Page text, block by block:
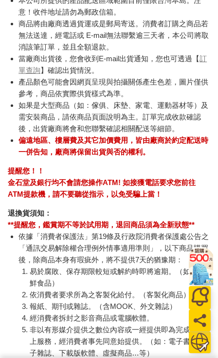
意！收件地址請勿為郵政信箱。
商品將由廠商透過貨運或是郵局寄送。消費者訂購之商品若
無法送達，經電話或 E-mail無法聯繫逾三天者，本公司將取
消該筆訂單，並且全額退款。
當廠商出貨後，您會收到E-mail出貨通知，您也可透過【訂
單查詢】確認出貨情況。
產品顏色可能會因網頁呈現與拍攝關係產生色差，圖片僅供
參考，商品依實際供貨樣式為準。
如果是大型商品（如：傢俱、床墊、家電、運動器材等）及
需安裝商品，請依商品頁面說明為主。訂單完成收款確認
後，出貨廠商將會和您聯繫確認相關配送等細節。
偏遠地區、樓層費及其它加價費用，皆由廠商於約定配送時
一併告知，廠商將保留出貨與否的權利。
提醒您！！
金石堂及銀行均不會請您操作ATM! 如接獲電話要求您前往
ATM提款機，請不要聽從指示，以免受騙上當！
退換貨須知：
**提醒您，鑑賞期不等於試用期，退回商品須為全新狀態**
依據「消費者保護法」第19條及行政院消費者保護處公告之
「通訊交易解除權合理例外情事適用準則」，以下商品購買
後，除商品本身有瑕疵外，將不提供7天的猶豫期：
易於腐敗、保存期限較短或解約時即將逾期。（如：生
鮮食品）
依消費者要求所為之客製化給付。（客製化商品）
報紙、期刊或雜誌。（含MOOK、外文雜誌）
經消費者拆封之影音商品或電腦軟體。
非以有形媒介提供之數位內容或一經提供即為完成之線
上服務，經消費者事先同意始提供。（如：電子書、電
子雜誌、下載版軟體、虛擬商品…等）